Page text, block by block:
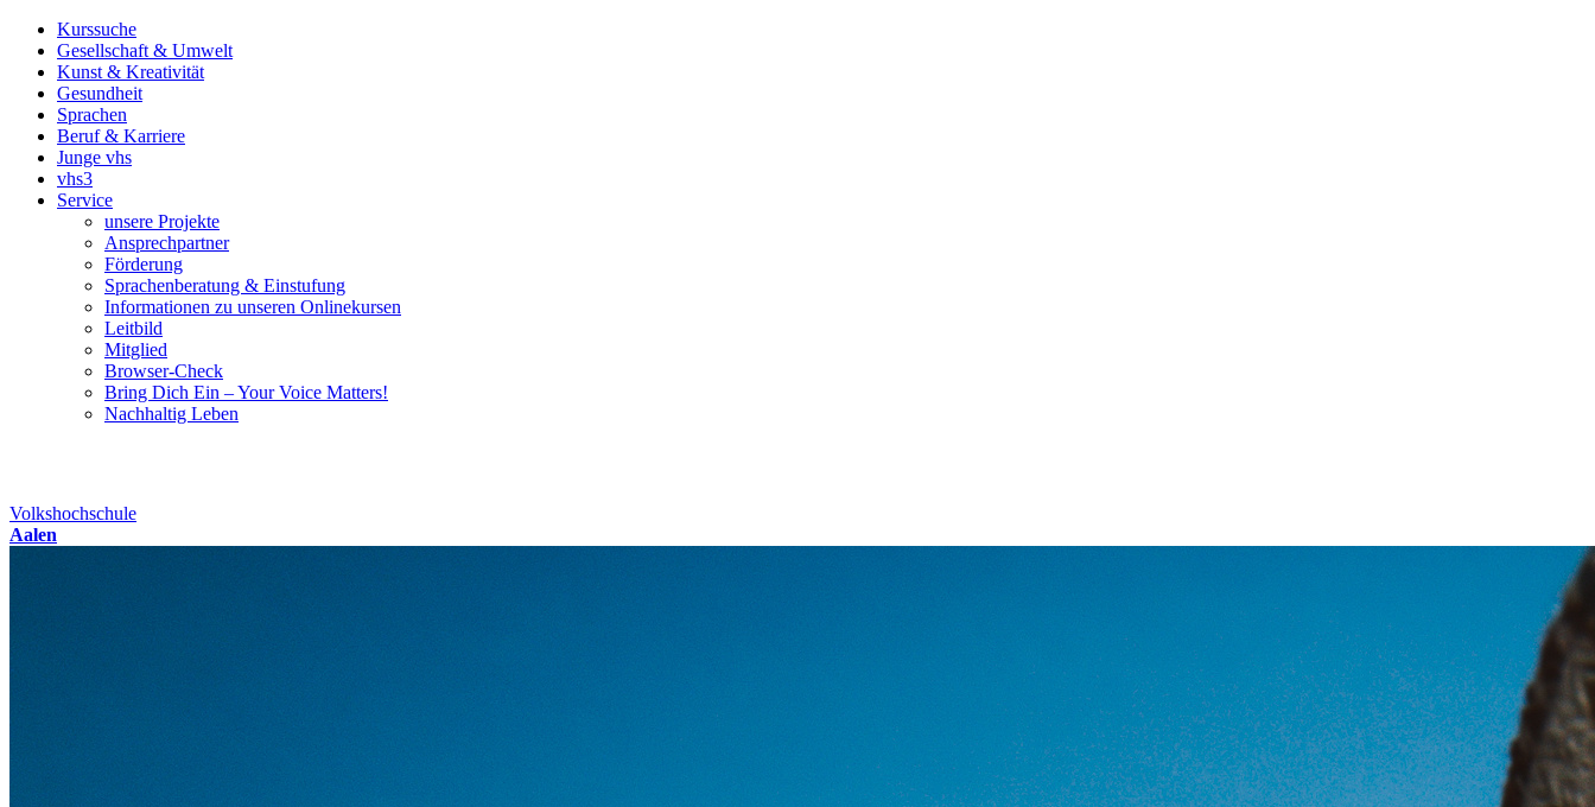
Kurssuche
Gesellschaft & Umwelt
Kunst & Kreativität
Gesundheit
Sprachen
Beruf & Karriere
Junge vhs
vhs3
Service
unsere Projekte
Ansprechpartner
Förderung
Sprachenberatung & Einstufung
Informationen zu unseren Onlinekursen
Leitbild
Mitglied
Browser-Check
Bring Dich Ein – Your Voice Matters!
Nachhaltig Leben
Volkshochschule
Aalen